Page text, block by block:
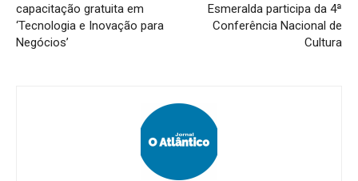
capacitação gratuita em
‘Tecnologia e Inovação para
Negócios’
Esmeralda participa da 4ª
Conferência Nacional de
Cultura